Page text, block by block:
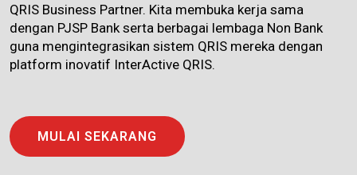
QRIS Business Partner. Kita membuka kerja sama
dengan PJSP Bank serta berbagai lembaga Non Bank
guna mengintegrasikan sistem QRIS mereka dengan
platform inovatif InterActive QRIS.
MULAI SEKARANG